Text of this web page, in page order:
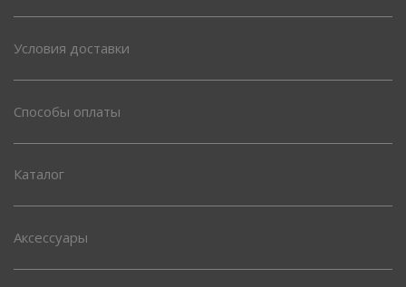
Условия доставки
Способы оплаты
Каталог
Аксессуары